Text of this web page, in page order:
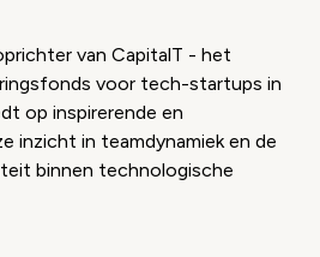
van CapitalT - het
voor tech-startups in
op inspirerende en
inzicht in teamdynamiek en de
binnen technologische